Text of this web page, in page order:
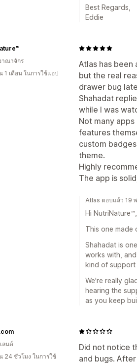
Best Regards,
Eddie
Atlas has
but the real
drawer bug
Shahadat
while I was
Not many
features
custom
theme.
Highly
The app is
าณาจักร
1 เดือน ในการใช้แอป
Atlas ตอบแล้ว 19
Hi NutriNature™,
This one made
Shahadat is
works with,
kind of support
We're really
hearing the
as you keep
Did not notice
and bugs.
ลนด์
24 ชั่วโมง ในการใช้